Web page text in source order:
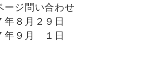
ージ問い合わせ
年８月２９日
年９月 １日